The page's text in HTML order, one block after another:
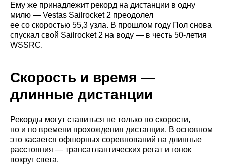
Ему же принадлежит рекорд на дистанции в одну
милю — Vestas Sailrocket 2 преодолел
ее со скоростью 55,3 узла. В прошлом году Пол снова
спускал свой Sailrocket 2 на воду — в честь 50-летия
WSSRC.
Скорость и время —
длинные дистанции
Рекорды могут ставиться не только по скорости,
но и по времени прохождения дистанции. В основном
это касается офшорных соревнований на длинные
расстояния — трансатлантических регат и гонок
вокруг света.